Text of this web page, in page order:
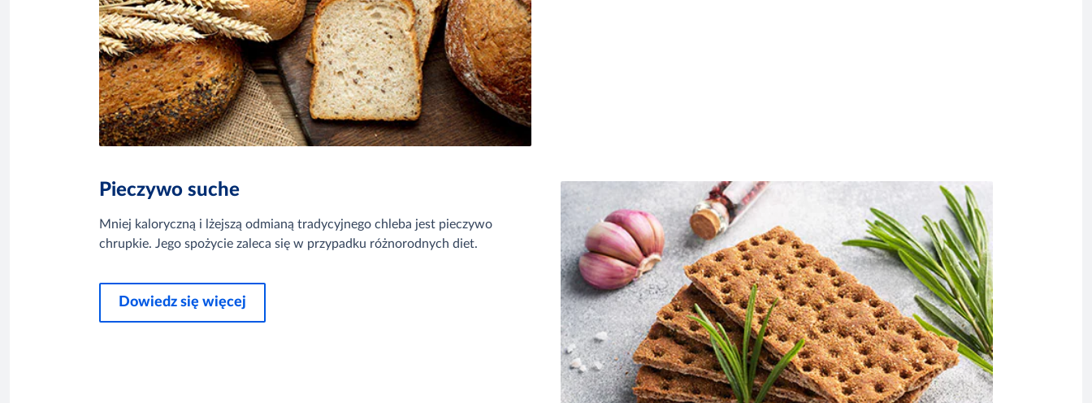
Pieczywo suche
Mniej kaloryczną i lżejszą odmianą tradycyjnego chleba jest pieczywo
chrupkie. Jego spożycie zaleca się w przypadku różnorodnych diet.
Dowiedz się więcej